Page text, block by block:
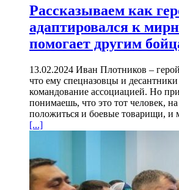
Рассказываем как
адаптировался к
помогает другим
13.02.2024 Иван Плотников –
что ему спецназовцы и
командование ассоциацией. Но
понимаешь, что это тот человек,
положиться и боевые товарищи,
[...]